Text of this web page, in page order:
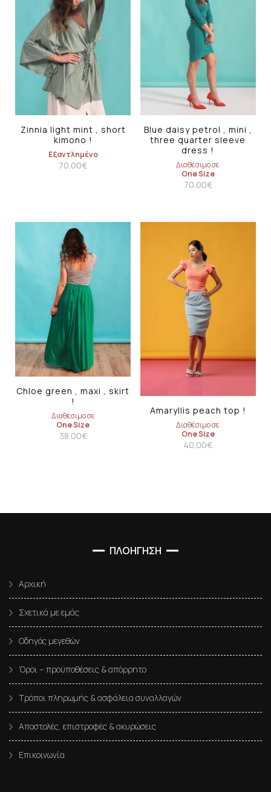
Zinnia light mint , short
kimono !
Εξαντλημένο
70.00€
Blue daisy petrol , mini ,
three quarter sleeve
dress !
Διαθέσιμο σε
One Size
70.00€
Chloe green , maxi , skirt
!
Διαθέσιμο σε
One Size
38.00€
Amaryllis peach top !
Διαθέσιμο σε
One Size
40.00€
ΠΛΟΗΓΗΣΗ
Αρχική
Σχετικά με εμάς
Οδηγός μεγεθών
Όροι – προϋποθέσεις & απόρρητο
Τρόποι πληρωμής & ασφάλεια συναλλαγών
Αποστολές, επιστροφές & ακυρώσεις
Επικοινωνία